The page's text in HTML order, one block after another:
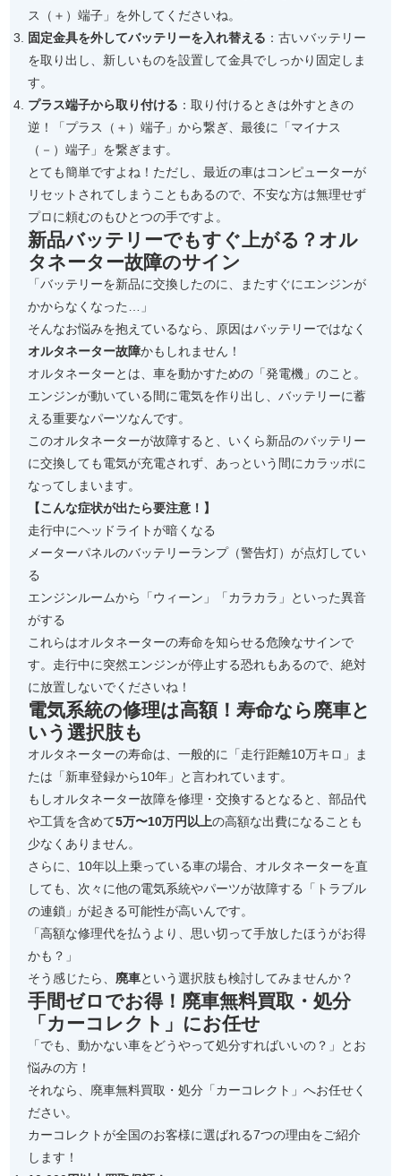
ス（＋）端子」を外してくださいね。
固定金具を外してバッテリーを入れ替える ：古いバッテリー
を取り出し、新しいものを設置して金具でしっかり固定しま
す。
プラス端子から取り付ける ：取り付けるときは外すときの
逆！「プラス（＋）端子」から繋ぎ、最後に「マイナス
（－）端子」を繋ぎます。
とても簡単ですよね！ただし、最近の車はコンピューターが
リセットされてしまうこともあるので、不安な方は無理せず
プロに頼むのもひとつの手ですよ。
新品バッテリーでもすぐ上がる？オル
タネーター故障のサイン
「バッテリーを新品に交換したのに、またすぐにエンジンが
かからなくなった…」
そんなお悩みを抱えているなら、原因はバッテリーではなく
オルタネーター故障かもしれません！
オルタネーターとは、車を動かすための「発電機」のこと。
エンジンが動いている間に電気を作り出し、バッテリーに蓄
える重要なパーツなんです。
このオルタネーターが故障すると、いくら新品のバッテリー
に交換しても電気が充電されず、あっという間にカラッポに
なってしまいます。
【こんな症状が出たら要注意！】
走行中にヘッドライトが暗くなる
メーターパネルのバッテリーランプ（警告灯）が点灯してい
る
エンジンルームから「ウィーン」「カラカラ」といった異音
がする
これらはオルタネーターの寿命を知らせる危険なサインで
す。走行中に突然エンジンが停止する恐れもあるので、絶対
に放置しないでくださいね！
電気系統の修理は高額！寿命なら廃車と
いう選択肢も
オルタネーターの寿命は、一般的に「走行距離10万キロ」ま
たは「新車登録から10年」と言われています。
もしオルタネーター故障を修理・交換するとなると、部品代
や工賃を含めて5万〜10万円以上の高額な出費になることも
少なくありません。
さらに、10年以上乗っている車の場合、オルタネーターを直
しても、次々に他の電気系統やパーツが故障する「トラブル
の連鎖」が起きる可能性が高いんです。
「高額な修理代を払うより、思い切って手放したほうがお得
かも？」
そう感じたら、 廃車という選択肢も検討してみませんか？
手間ゼロでお得！廃車無料買取・処分
「カーコレクト」にお任せ
「でも、動かない車をどうやって処分すればいいの？」とお
悩みの方！
それなら、廃車無料買取・処分「カーコレクト」へお任せく
ださい。
カーコレクトが全国のお客様に選ばれる7つの理由をご紹介
します！